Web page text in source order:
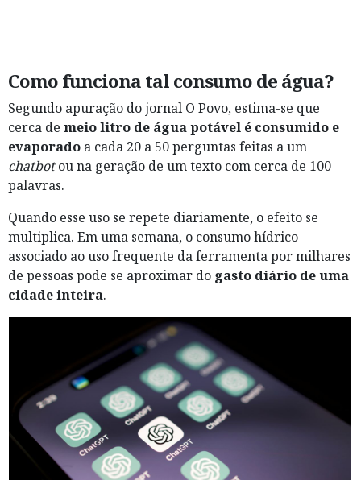
Como funciona tal consumo de água?
Segundo apuração do jornal O Povo, estima-se que
cerca de meio litro de água potável é consumido e
evaporado a cada 20 a 50 perguntas feitas a um
chatbotou na geração de um texto com cerca de 100
palavras.
Quando esse uso se repete diariamente, o efeito se
multiplica. Em uma semana, o consumo hídrico
associado ao uso frequente da ferramenta por milhares
de pessoas pode se aproximar do gasto diário de uma
cidade inteira.